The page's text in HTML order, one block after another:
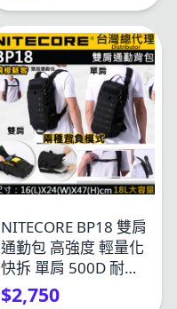
NITECORE BP18 雙肩
通勤包 高強度 輕量化
快拆 單肩 500D 耐水
抗汙 MOLLE 710克
$2,750